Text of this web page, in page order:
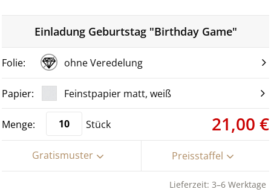
Einladung Geburtstag "Birthday Game"
ohne Veredelung
Feinstpapier matt, weiß
Stück 21,00 €
Gratismuster Preisstaffel
Lieferzeit: 3–6 Werktage